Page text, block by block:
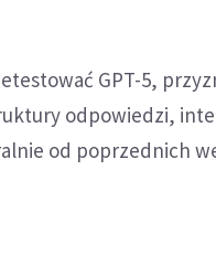
GPT-5,
odpowiedzi,
od poprzednich